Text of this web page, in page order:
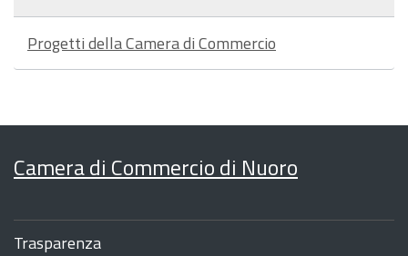
Progetti della Camera di Commercio
Camera di Commercio di Nuoro
Sezione
Footer
Trasparenza